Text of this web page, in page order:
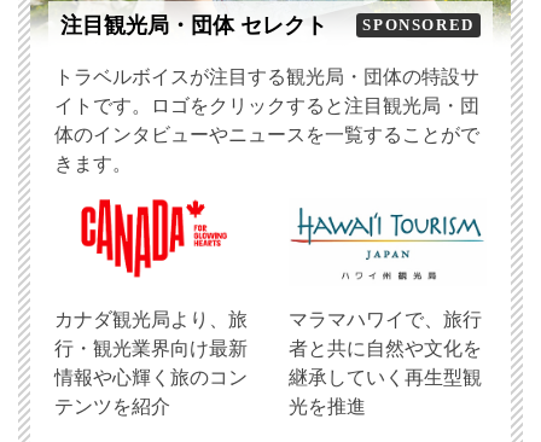
注目観光局・団体 セレクト SPONSORED
トラベルボイスが注目する観光局・団体の特設サ
イトです。ロゴをクリックすると注目観光局・団
体のインタビューやニュースを一覧することがで
きます。
​カナダ観光局より、旅
行・観光業界向け最新
情報や心輝く旅のコン
テンツを紹介
マラマハワイで、旅行
者と共に自然や文化を
継承していく再生型観
光を推進